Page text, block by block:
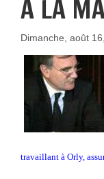
À LA
Dimanche, août
travaillant à Orly,